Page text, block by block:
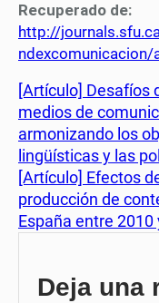
Recuperado de:
http://
[Artículo] Desafíos
medios de
armonizando los
lingüísticas y las
[Artículo] Efectos
producción de
España entre 2010
Deja una